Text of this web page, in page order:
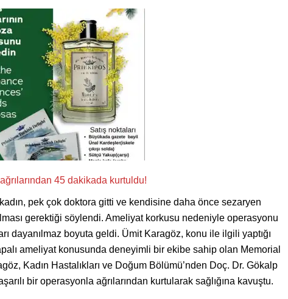
pek çok doktora gitti ve kendisine daha önce sezaryen
gerektiği söylendi. Ameliyat korkusu nedeniyle operasyonu
dayanılmaz boyuta geldi. Ümit Karagöz, konu ile ilgili yaptığı
ameliyat konusunda deneyimli bir ekibe sahip olan Memorial
Kadın Hastalıkları ve Doğum Bölümü’nden Doç. Dr. Gökalp
bir operasyonla ağrılarından kurtularak sağlığına kavuştu.